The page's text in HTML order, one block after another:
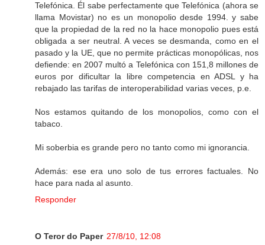
Telefónica. Él sabe perfectamente que Telefónica (ahora se
llama Movistar) no es un monopolio desde 1994. y sabe
que la propiedad de la red no la hace monopolio pues está
obligada a ser neutral. A veces se desmanda, como en el
pasado y la UE, que no permite prácticas monopólicas, nos
defiende: en 2007 multó a Telefónica con 151,8 millones de
euros por dificultar la libre competencia en ADSL y ha
rebajado las tarifas de interoperabilidad varias veces, p.e.
Nos estamos quitando de los monopolios, como con el
tabaco.
Mi soberbia es grande pero no tanto como mi ignorancia.
Además: ese era uno solo de tus errores factuales. No
hace para nada al asunto.
Responder
O Teror do Paper 27/8/10, 12:08